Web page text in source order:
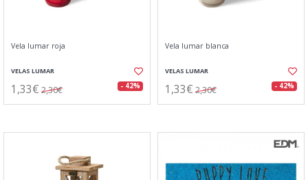
Vela lumar roja
VELAS LUMAR
1,33€ 2,30€ - 42%
Vela lumar blanca
VELAS LUMAR
1,33€ 2,30€ - 42%